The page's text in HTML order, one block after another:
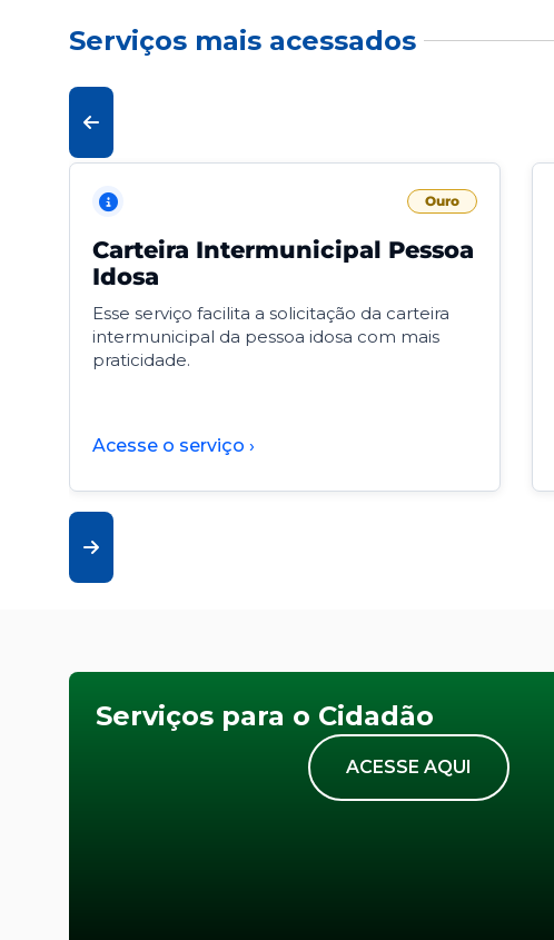
Serviços mais acessados
Ouro
Carteira Intermunicipal Pessoa
Idosa
Esse serviço facilita a solicitação da carteira
intermunicipal da pessoa idosa com mais
praticidade.
Acesse o serviço ›
Serviços para o Cidadão
ACESSE AQUI